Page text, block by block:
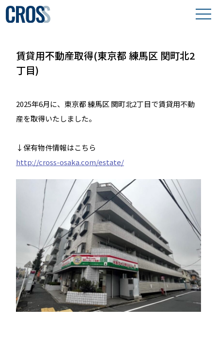
取り組み事例
会社案内
賃貸用不動産取得(東京都 練馬区 関町北2
丁目)
2025年6月に、東京都 練馬区 関町北2丁目で賃貸用不動
産を取得いたしました。
↓保有物件情報はこちら
http://cross-osaka.com/estate/